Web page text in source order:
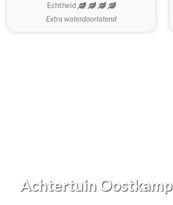
Echtheid
Extra waterdoorlatend
Achtertuin Oostkamp